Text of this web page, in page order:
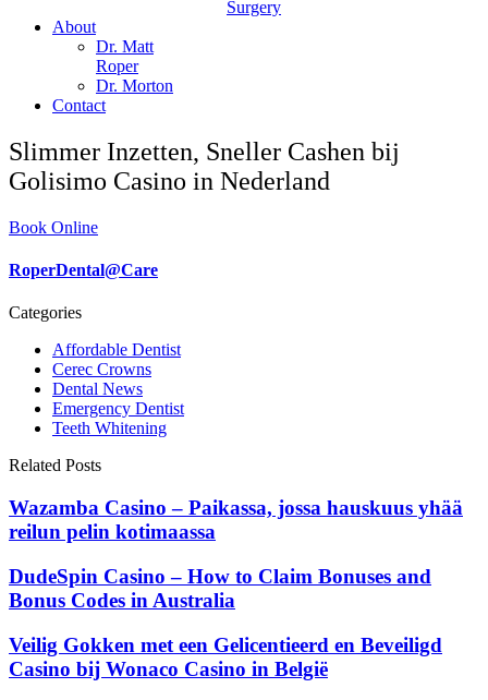
Surgery
About
Dr. Matt
Roper
Dr. Morton
Contact
Slimmer Inzetten, Sneller Cashen bij
Golisimo Casino in Nederland
Book Online
RoperDental@Care
Categories
Affordable Dentist
Cerec Crowns
Dental News
Emergency Dentist
Teeth Whitening
Related Posts
Wazamba Casino – Paikassa, jossa hauskuus yhää
reilun pelin kotimaassa
DudeSpin Casino – How to Claim Bonuses and
Bonus Codes in Australia
Veilig Gokken met een Gelicentieerd en Beveiligd
Casino bij Wonaco Casino in België